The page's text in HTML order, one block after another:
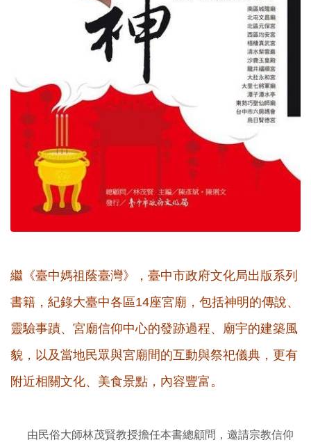
繼《臺中媽祖蔭臺灣》，臺中市政府文化局出版系列
書籍，紀錄大臺中各區14座宮廟，包括神明的傳說、
靈驗事蹟、宮廟信仰中心的發跡過程、廟宇的建築風
貌，以及當地民眾與宮廟間的互動與祭祀儀典，更有
附近相關文化、美食景點，內容豐富 。
由民俗大師林茂賢教授擔任本書總顧問，邀請宗教信仰